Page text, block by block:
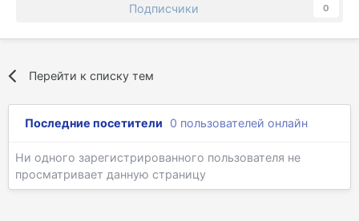
Подписчики 0
Перейти к списку тем
Последние посетители 0 пользователей онлайн
Ни одного зарегистрированного пользователя не
просматривает данную страницу